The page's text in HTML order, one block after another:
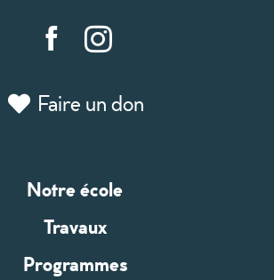
Faire un don
Notre école
Travaux
Programmes